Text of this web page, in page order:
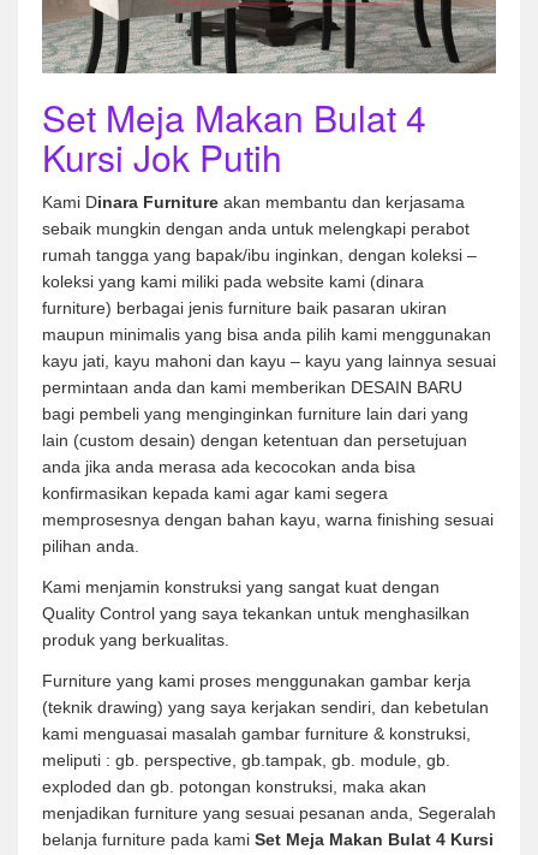
Set Meja Makan Bulat 4
Kursi Jok Putih
Kami Dinara Furniture akan membantu dan kerjasama
sebaik mungkin dengan anda untuk melengkapi perabot
rumah tangga yang bapak/ibu inginkan, dengan koleksi –
koleksi yang kami miliki pada website kami (dinara
furniture) berbagai jenis furniture baik pasaran ukiran
maupun minimalis yang bisa anda pilih kami menggunakan
kayu jati, kayu mahoni dan kayu – kayu yang lainnya sesuai
permintaan anda dan kami memberikan DESAIN BARU
bagi pembeli yang menginginkan furniture lain dari yang
lain (custom desain) dengan ketentuan dan persetujuan
anda jika anda merasa ada kecocokan anda bisa
konfirmasikan kepada kami agar kami segera
memprosesnya dengan bahan kayu, warna finishing sesuai
pilihan anda.
Kami menjamin konstruksi yang sangat kuat dengan
Quality Control yang saya tekankan untuk menghasilkan
produk yang berkualitas.
Furniture yang kami proses menggunakan gambar kerja
(teknik drawing) yang saya kerjakan sendiri, dan kebetulan
kami menguasai masalah gambar furniture & konstruksi,
meliputi : gb. perspective, gb.tampak, gb. module, gb.
exploded dan gb. potongan konstruksi, maka akan
menjadikan furniture yang sesuai pesanan anda, Segeralah
belanja furniture pada kami Set Meja Makan Bulat 4 Kursi